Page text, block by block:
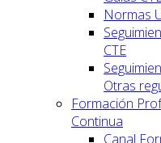
Normas
CTE
Otras
Formación
Continua
Canal